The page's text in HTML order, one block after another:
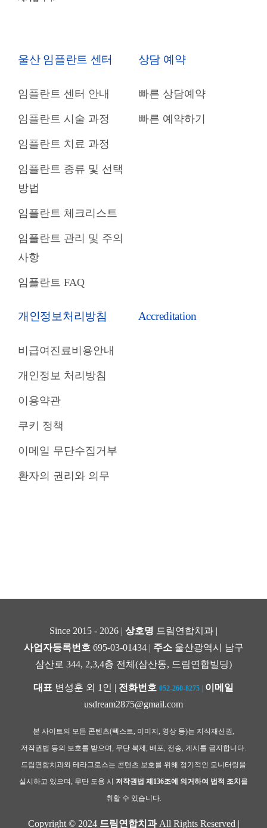
울산 임플란트 센터
임플란트 센터 안내
임플란트 시술 과정
임플란트 치료 과정
임플란트 종류 및 선택
방법
임플란트 체크리스트
임플란트 관리 및 주의
사항
임플란트 FAQ
상담 예약
빠른 상담예약
빠른 예약하기
개인정보처리방침
비급여진료비용안내
개인정보 처리방침
이용약관
쿠키 정책
이메일 무단수집거부
환자의 권리와 의무
Accreditation
Since 2015 - 2026 | 상호명 드림연합치과 |
사업자등록번호 695-03-01434 | 주소울산광역시 남구
삼산로 344, 2,3,4층 전체(삼산동, 드림연합빌딩)
대표 변성훈 외 1인 | 전화번호 052-260-8275
이메일
usdream2875@gmail.com
본 사이트의 모든 콘텐츠(텍스트, 이미지, 영상 등)는 지식재산권,
저작권법 등의 보호를 받으며, 무단 복제, 배포, 전송, 게시를 금지합니다.
드림연합치과와 테라그로스는 콘텐츠 보호를 위해 정기적인 모니터링을
실시하고 있으며, 무단 도용 시 저작권법 제136조에 의거하여 법적 조치 를
취할 수 있습니다.
Copyright © 2024 드림연합치과All Rights Reserved |